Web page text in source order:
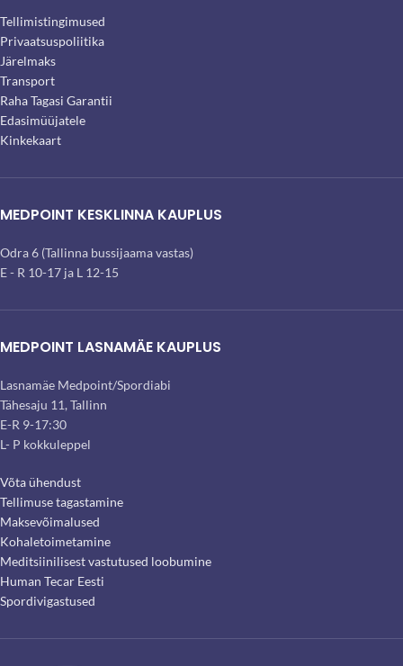
Tellimistingimused
Privaatsuspoliitika
Järelmaks
Transport
Raha Tagasi Garantii
Edasimüüjatele
Kinkekaart
MEDPOINT KESKLINNA KAUPLUS
Odra 6 (Tallinna bussijaama vastas)
E - R 10-17 ja L 12-15
MEDPOINT LASNAMÄE KAUPLUS
Lasnamäe Medpoint/Spordiabi
Tähesaju 11, Tallinn
E-R 9-17:30
L- P kokkuleppel
Võta ühendust
Tellimuse tagastamine
Maksevõimalused
Kohaletoimetamine
Meditsiinilisest vastutused loobumine
Human Tecar Eesti
Spordivigastused